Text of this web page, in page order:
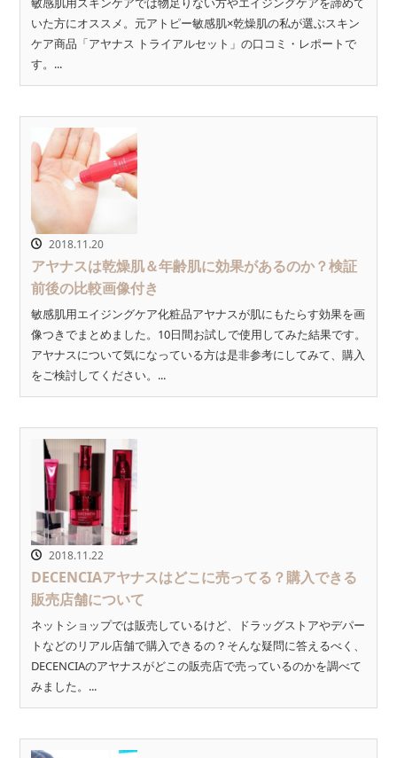
いた方にオススメ。元アトピー敏感肌×乾燥肌の私が選ぶスキン
ケア商品「アヤナス トライアルセット」の口コミ・レポートで
す。...
2018.11.20
アヤナスは乾燥肌＆年齢肌に効果があるのか？検証
前後の比較画像付き
敏感肌用エイジングケア化粧品アヤナスが肌にもたらす効果を画
像つきでまとめました。10日間お試しで使用してみた結果です。
アヤナスについて気になっている方は是非参考にしてみて、購入
をご検討してください。...
2018.11.22
DECENCIAアヤナスはどこに売ってる？購入できる
販売店舗について
ネットショップでは販売しているけど、ドラッグストアやデパー
トなどのリアル店舗で購入できるの？そんな疑問に答えるべく、
DECENCIAのアヤナスがどこの販売店で売っているのかを調べて
みました。...